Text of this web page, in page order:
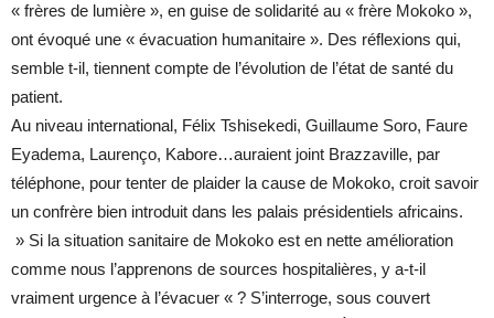
« frères de lumière », en guise de solidarité au « frère Mokoko »,
ont évoqué une « évacuation humanitaire ». Des réflexions qui,
semble t-il, tiennent compte de l’évolution de l’état de santé du
patient.
Au niveau international, Félix Tshisekedi, Guillaume Soro, Faure
Eyadema, Laurenço, Kabore…auraient joint Brazzaville, par
téléphone, pour tenter de plaider la cause de Mokoko, croit savoir
un confrère bien introduit dans les palais présidentiels africains.
» Si la situation sanitaire de Mokoko est en nette amélioration
comme nous l’apprenons de sources hospitalières, y a-t-il
vraiment urgence à l’évacuer « ? S’interroge, sous couvert